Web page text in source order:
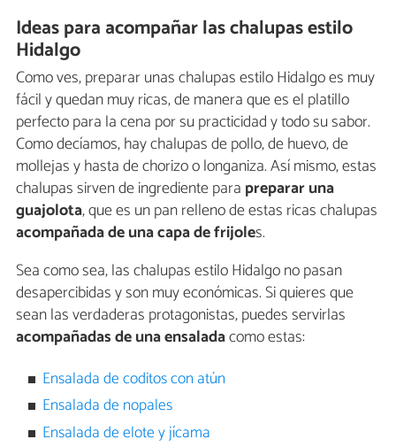
Ideas para acompañar las chalupas estilo
Hidalgo
Como ves, preparar unas chalupas estilo Hidalgo es muy
fácil y quedan muy ricas, de manera que es el platillo
perfecto para la cena por su practicidad y todo su sabor.
Como decíamos, hay chalupas de pollo, de huevo, de
mollejas y hasta de chorizo o longaniza. Así mismo, estas
chalupas sirven de ingrediente para preparar una
guajolota, que es un pan relleno de estas ricas chalupas
acompañada de una capa de frijoles.
Sea como sea, las chalupas estilo Hidalgo no pasan
desapercibidas y son muy económicas. Si quieres que
sean las verdaderas protagonistas, puedes servirlas
acompañadas de una ensaladacomo estas:
Ensalada de coditos con atún
Ensalada de nopales
Ensalada de elote y jícama